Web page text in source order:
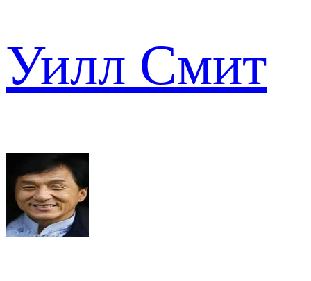
Уилл Смит